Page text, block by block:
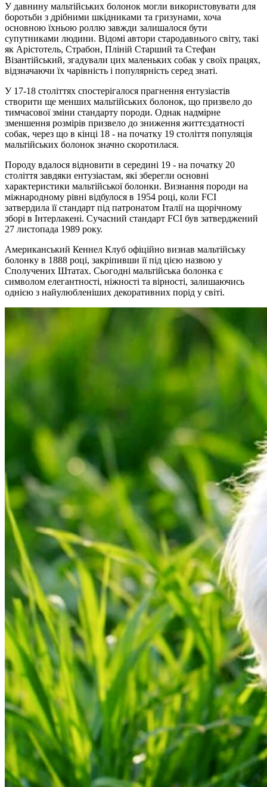
У давнину мальтійських болонок могли використовувати для
боротьби з дрібними шкідниками та гризунами, хоча
основною їхньою роллю завжди залишалося бути
супутниками людини. Відомі автори стародавнього світу, такі
як Арістотель, Страбон, Пліній Старший та Стефан
Візантійський, згадували цих маленьких собак у своїх працях,
відзначаючи їх чарівність і популярність серед знаті.
У 17-18 століттях спостерігалося прагнення ентузіастів
створити ще менших мальтійських болонок, що призвело до
тимчасової зміни стандарту породи. Однак надмірне
зменшення розмірів призвело до зниження життєздатності
собак, через що в кінці 18 - на початку 19 століття популяція
мальтійських болонок значно скоротилася.
Породу вдалося відновити в середині 19 - на початку 20
століття завдяки ентузіастам, які зберегли основні
характеристики мальтійської болонки. Визнання породи на
міжнародному рівні відбулося в 1954 році, коли FCI
затвердила її стандарт під патронатом Італії на щорічному
зборі в Інтерлакені. Сучасний стандарт FCI був затверджений
27 листопада 1989 року.
Американський Кеннел Клуб офіційно визнав мальтійську
болонку в 1888 році, закріпивши її під цією назвою у
Сполучених Штатах. Сьогодні мальтійська болонка є
символом елегантності, ніжності та вірності, залишаючись
однією з найулюбленіших декоративних порід у світі.